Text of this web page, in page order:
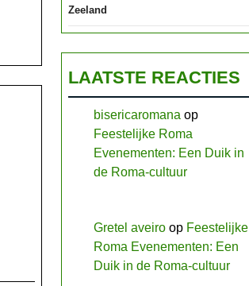
Zeeland
LAATSTE REACTIES
bisericaromana op
Feestelijke Roma
Evenementen: Een Duik in
de Roma-cultuur
Gretel aveiro op Feestelijke
Roma Evenementen: Een
Duik in de Roma-cultuur